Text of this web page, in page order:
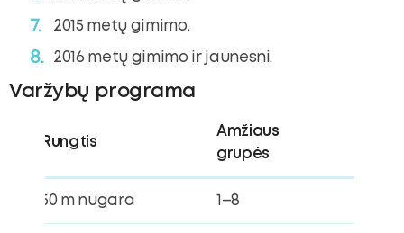
2015 metų gimimo.
2016 metų gimimo ir jaunesni.
Varžybų programa
Rungtis
Amžiaus
grupės
50 m nugara 1–8